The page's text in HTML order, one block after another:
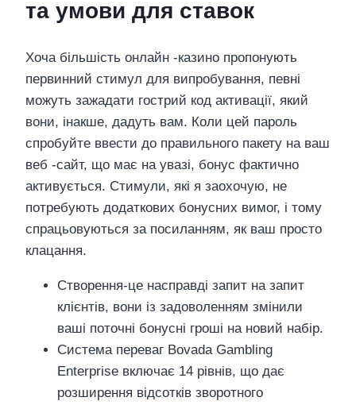
та умови для ставок
Хоча більшість онлайн -казино пропонують
первинний стимул для випробування, певні
можуть зажадати гострий код активації, який
вони, інакше, дадуть вам. Коли цей пароль
спробуйте ввести до правильного пакету на ваш
веб -сайт, що має на увазі, бонус фактично
активується. Стимули, які я заохочую, не
потребують додаткових бонусних вимог, і тому
спрацьовуються за посиланням, як ваш просто
клацання.
Створення-це насправді запит на запит
клієнтів, вони із задоволенням змінили
ваші поточні бонусні гроші на новий набір.
Система переваг Bovada Gambling
Enterprise включає 14 рівнів, що дає
розширення відсотків зворотного